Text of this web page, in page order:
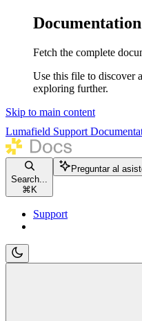
Fetch the complete
Use this file to discover
exploring further.
Skip to main content
Lumafield Support
Search...
⌘ K
Preguntar al
Support